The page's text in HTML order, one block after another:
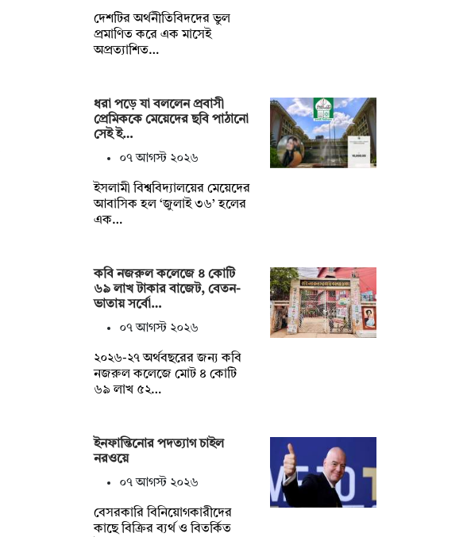
দেশটির অর্থনীতিবিদদের ভুল
প্রমাণিত করে এক মাসেই
অপ্রত্যাশিত…
ধরা পড়ে যা বললেন প্রবাসী
প্রেমিককে মেয়েদের ছবি পাঠানো
সেই ই…
০৭ আগস্ট ২০২৬
ইসলামী বিশ্ববিদ্যালয়ের মেয়েদের
আবাসিক হল ‘জুলাই ৩৬’ হলের
এক…
কবি নজরুল কলেজে ৪ কোটি
৬৯ লাখ টাকার বাজেট, বেতন-
ভাতায় সর্বো…
০৭ আগস্ট ২০২৬
২০২৬-২৭ অর্থবছরের জন্য কবি
নজরুল কলেজে মোট ৪ কোটি
৬৯ লাখ ৫২…
ইনফান্তিনোর পদত্যাগ চাইল
নরওয়ে
০৭ আগস্ট ২০২৬
বেসরকারি বিনিয়োগকারীদের
কাছে বিক্রির ব্যর্থ ও বিতর্কিত